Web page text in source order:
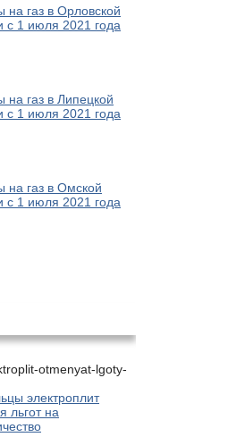
газ в Орловской
с 1 июля 2021 года
газ в Липецкой
с 1 июля 2021 года
на газ в Омской
с 1 июля 2021 года
электроплит
льгот на